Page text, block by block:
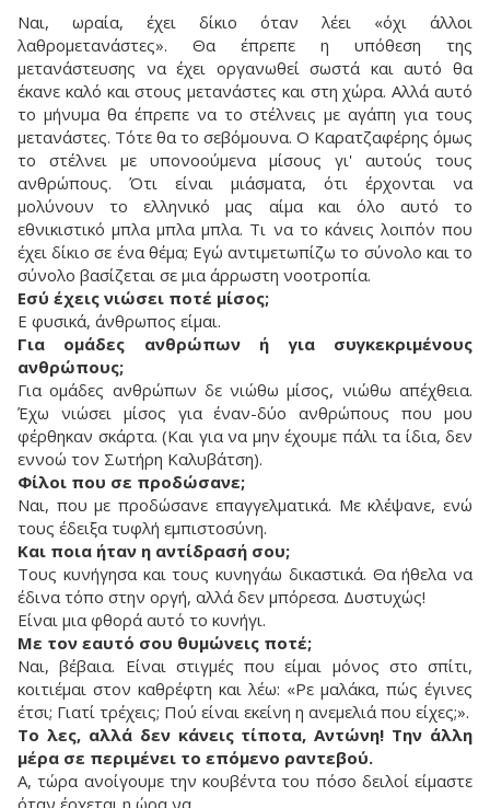
Ναι, ωραία, έχει δίκιο όταν λέει «όχι άλλοι
λαθρομετανάστες». Θα έπρεπε η υπόθεση της
μετανάστευσης να έχει οργανωθεί σωστά και αυτό θα
έκανε καλό και στους μετανάστες και στη χώρα. Αλλά αυτό
το μήνυμα θα έπρεπε να το στέλνεις με αγάπη για τους
μετανάστες. Τότε θα το σεβόμουνα. Ο Καρατζαφέρης όμως
το στέλνει με υπονοούμενα μίσους γι' αυτούς τους
ανθρώπους. Ότι είναι μιάσματα, ότι έρχονται να
μολύνουν το ελληνικό μας αίμα και όλο αυτό το
εθνικιστικό μπλα μπλα μπλα. Τι να το κάνεις λοιπόν που
έχει δίκιο σε ένα θέμα; Εγώ αντιμετωπίζω το σύνολο και το
σύνολο βασίζεται σε μια άρρωστη νοοτροπία.
Εσύ έχεις νιώσει ποτέ μίσος;
Ε φυσικά, άνθρωπος είμαι.
Για ομάδες ανθρώπων ή για συγκεκριμένους
ανθρώπους;
Για ομάδες ανθρώπων δε νιώθω μίσος, νιώθω απέχθεια.
Έχω νιώσει μίσος για έναν-δύο ανθρώπους που μου
φέρθηκαν σκάρτα. (Και για να μην έχουμε πάλι τα ίδια, δεν
εννοώ τον Σωτήρη Καλυβάτση).
Φίλοι που σε προδώσανε;
Ναι, που με προδώσανε επαγγελματικά. Με κλέψανε, ενώ
τους έδειξα τυφλή εμπιστοσύνη.
Και ποια ήταν η αντίδρασή σου;
Τους κυνήγησα και τους κυνηγάω δικαστικά. Θα ήθελα να
έδινα τόπο στην οργή, αλλά δεν μπόρεσα. Δυστυχώς!
Είναι μια φθορά αυτό το κυνήγι.
Με τον εαυτό σου θυμώνεις ποτέ;
Ναι, βέβαια. Είναι στιγμές που είμαι μόνος στο σπίτι,
κοιτιέμαι στον καθρέφτη και λέω: «Ρε μαλάκα, πώς έγινες
έτσι; Γιατί τρέχεις; Πού είναι εκείνη η ανεμελιά που είχες;».
Το λες, αλλά δεν κάνεις τίποτα, Αντώνη! Την άλλη
μέρα σε περιμένει το επόμενο ραντεβού.
Α, τώρα ανοίγουμε την κουβέντα του πόσο δειλοί είμαστε
όταν έρχεται η ώρα να